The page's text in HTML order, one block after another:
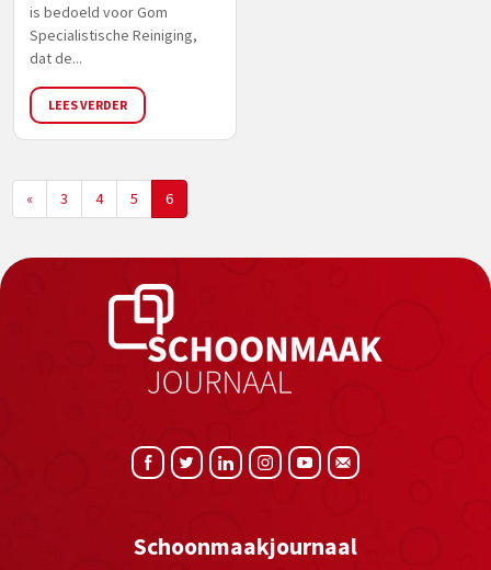
is bedoeld voor Gom
Specialistische Reiniging,
dat de...
LEES VERDER
« 3 4 5 6
Schoonmaakjournaal